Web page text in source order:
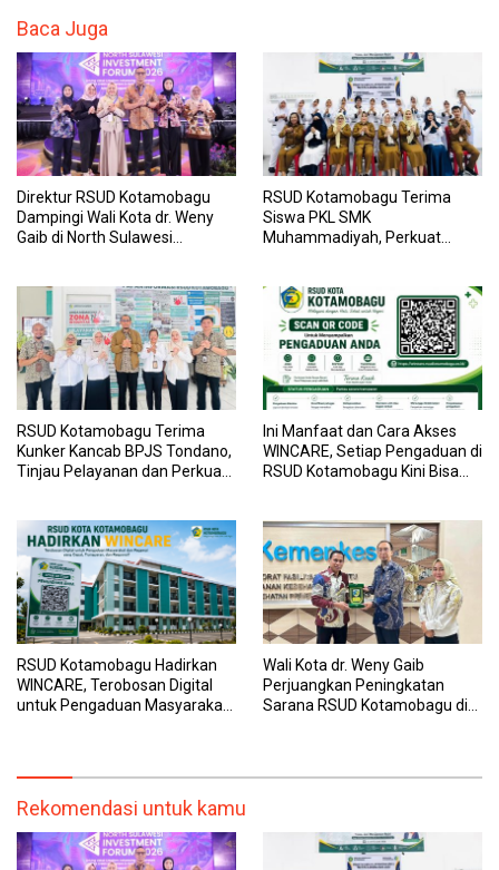
Baca Juga
Direktur RSUD Kotamobagu
Dampingi Wali Kota dr. Weny
Gaib di North Sulawesi
RSUD Kotamobagu Terima
Siswa PKL SMK
Muhammadiyah, Perkuat
RSUD Kotamobagu Terima
Kunker Kancab BPJS Tondano,
Tinjau Pelayanan dan Perkuat
Ini Manfaat dan Cara Akses
WINCARE, Setiap Pengaduan di
RSUD Kotamobagu Kini Bisa
RSUD Kotamobagu Hadirkan
WINCARE, Terobosan Digital
untuk Pengaduan Masyarakat
Wali Kota dr. Weny Gaib
Perjuangkan Peningkatan
Sarana RSUD Kotamobagu di
Rekomendasi untuk kamu